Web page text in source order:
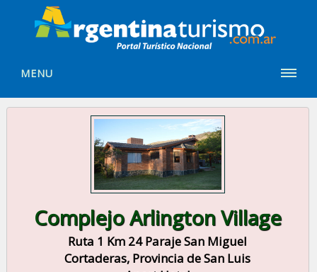
MENU
Complejo Arlington Village
Ruta 1 Km 24 Paraje San Miguel
Cortaderas, Provincia de San Luis